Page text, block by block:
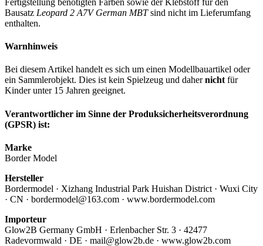
Bausatz Leopard 2 A7V German MBTsind nicht im Lieferumfang
enthalten.
Warnhinweis
Bei diesem Artikel handelt es sich um einen Modellbauartikel oder
ein Sammlerobjekt. Dies ist kein Spielzeug und dahernicht für
Kinder unter 15 Jahren geeignet.
Verantwortlicher im Sinne der Produksicherheitsverordnung
(GPSR) ist:
Marke
Border Model
Hersteller
Bordermodel · Xizhang Industrial Park Huishan District · Wuxi City
· CN · bordermodel@163.com · www.bordermodel.com
Importeur
Glow2B Germany GmbH · Erlenbacher Str. 3 · 42477
Radevormwald · DE · mail@glow2b.de · www.glow2b.com